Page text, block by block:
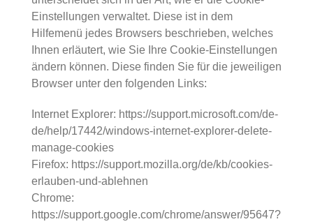
Einstellungen verwaltet. Diese ist in dem
Hilfemenü jedes Browsers beschrieben, welches
Ihnen erläutert, wie Sie Ihre Cookie-Einstellungen
ändern können. Diese finden Sie für die jeweiligen
Browser unter den folgenden Links:
Internet Explorer: https://support.microsoft.com/de-
de/help/17442/windows-internet-explorer-delete-
manage-cookies
Firefox: https://support.mozilla.org/de/kb/cookies-
erlauben-und-ablehnen
Chrome:
https://support.google.com/chrome/answer/95647?